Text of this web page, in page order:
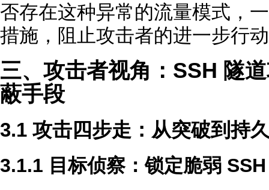
否存在这种异常的流量模式，
措施，阻止攻击者的进一步行
三、攻击者视角：SSH 隧
蔽手段
3.1 攻击四步走：从突破到持
3.1.1 目标侦察：锁定脆弱